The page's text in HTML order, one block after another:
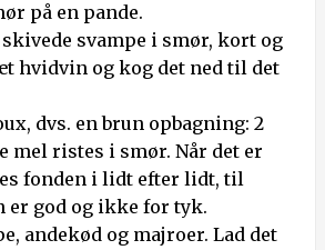
på en pande.
svampe i smør, kort og
hvidvin og kog det ned til det
dvs. en brun opbagning: 2
mel ristes i smør. Når det er
fonden i lidt efter lidt, til
er god og ikke for tyk.
andekød og majroer. Lad det